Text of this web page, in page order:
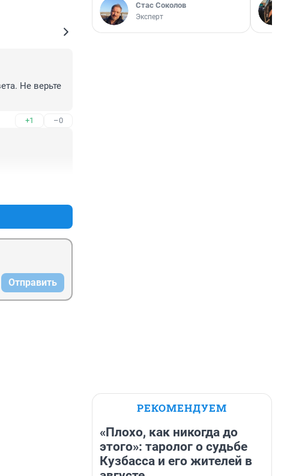
Не верьте
+1 –0
Отправить
Стас Соколов
Эксперт
РЕКОМЕНДУЕМ
«Плохо, как никогда до
этого»: таролог о судьбе
Кузбасса и его жителей в